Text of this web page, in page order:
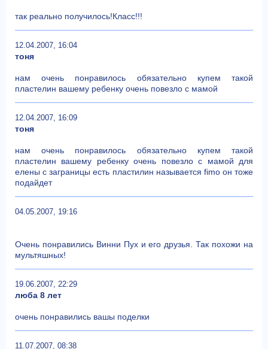
так реально получилось!Класс!!!
12.04.2007, 16:04
тоня
нам очень понравилось обязательно купем такой
пластелин вашему ребенку очень повезло с мамой
12.04.2007, 16:09
тоня
нам очень понравилось обязательно купем такой
пластелин вашему ребенку очень повезло с мамой для
елены с заграницы есть пластилин называется fimo он тоже
подайдет
04.05.2007, 19:16
Очень понравились Винни Пух и его друзья. Так похожи на
мультяшных!
19.06.2007, 22:29
люба 8 лет
очень понравились вашы поделки
11.07.2007, 08:38